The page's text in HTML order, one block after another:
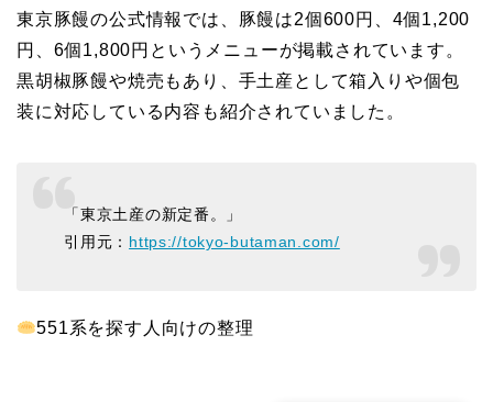
東京豚饅の公式情報では、豚饅は2個600円、4個1,200
円、6個1,800円というメニューが掲載されています。
黒胡椒豚饅や焼売もあり、手土産として箱入りや個包
装に対応している内容も紹介されていました。
「東京土産の新定番。」
引用元： https://tokyo-butaman.com/
551系を探す人向けの整理